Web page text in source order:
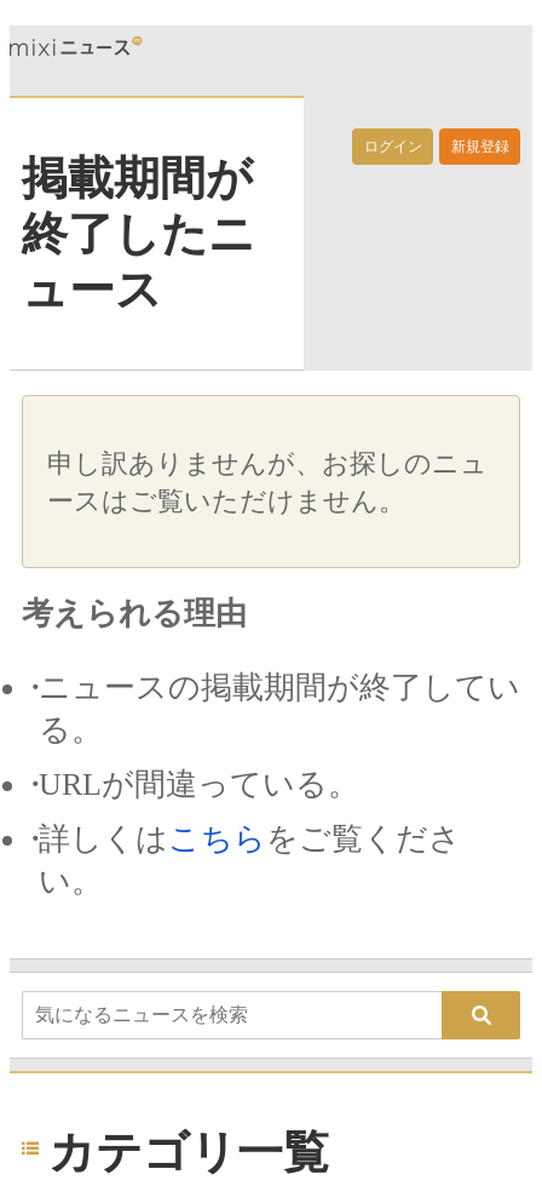
ログイン 新規登録
掲載期間が
終了したニ
ュース
申し訳ありませんが、お探しのニュ
ースはご覧いただけません。
考えられる理由
ニュースの掲載期間が終了してい
る。
URLが間違っている。
詳しくは こちら をご覧くださ
い。
カテゴリ一覧